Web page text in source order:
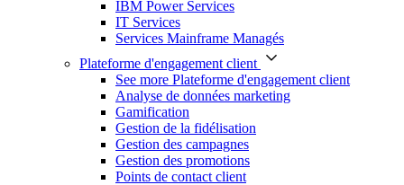
IBM Power Services
IT Services
Services Mainframe Managés
Plateforme d'engagement client
See more Plateforme d'engagement client
Analyse de données marketing
Gamification
Gestion de la fidélisation
Gestion des campagnes
Gestion des promotions
Points de contact client